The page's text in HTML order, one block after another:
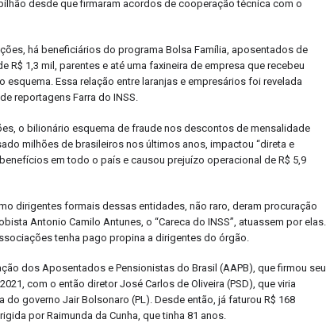
desde que firmaram acordos de cooperação técnica com o
há beneficiários do programa Bolsa Família, aposentados de
R$ 1,3 mil, parentes e até uma faxineira de empresa que recebeu
Essa relação entre laranjas e empresários foi revelada
reportagens Farra do INSS.
o bilionário esquema de fraude nos descontos de mensalidade
milhões de brasileiros nos últimos anos, impactou “direta e
em todo o país e causou prejuízo operacional de R$ 5,9
dirigentes formais dessas entidades, não raro, deram procuração
Antonio Camilo Antunes, o “Careca do INSS”, atuassem por elas.
tenha pago propina a dirigentes do órgão.
dos Aposentados e Pensionistas do Brasil (AAPB), que firmou seu
com o então diretor José Carlos de Oliveira (PSD), que viria
do governo Jair Bolsonaro (PL). Desde então, já faturou R$ 168
por Raimunda da Cunha, que tinha 81 anos.